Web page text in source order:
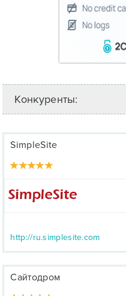
Конкуренты:
SimpleSite
http://ru.simplesite.com
Сайтодром